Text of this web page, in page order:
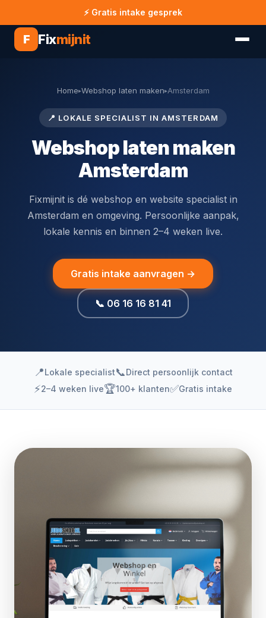
⚡ Gratis intake gesprek
F Fixmijnit
Home▸Webshop laten maken▸Amsterdam
📍 LOKALE SPECIALIST IN AMSTERDAM
Webshop laten maken
Amsterdam
Fixmijnit is dé webshop en website specialist in
Amsterdam en omgeving. Persoonlijke aanpak,
lokale kennis en binnen 2–4 weken live.
Gratis intake aanvragen →
📞 06 16 16 81 41
📍Lokale specialist📞Direct persoonlijk contact
⚡2–4 weken live🏆100+ klanten✅Gratis intake